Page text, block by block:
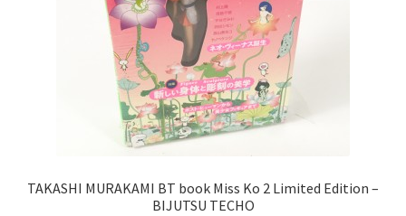
TAKASHI MURAKAMI BT book Miss Ko 2 Limited Edition –
BIJUTSU TECHO